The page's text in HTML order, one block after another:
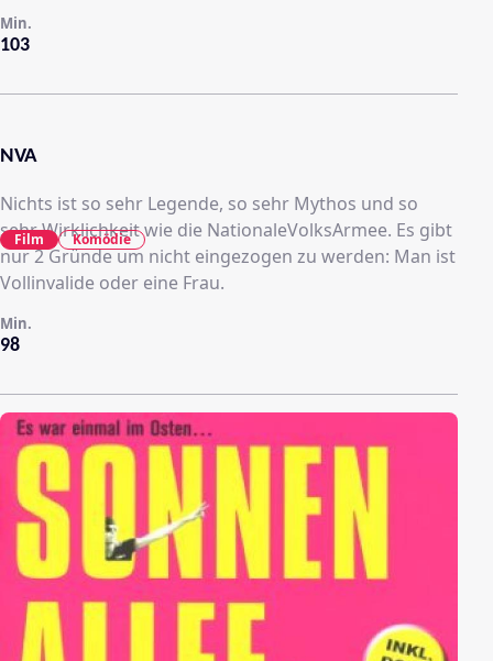
103
Min.
NVA
Nichts ist so sehr Legende, so sehr Mythos und so
sehr Wirklichkeit wie die NationaleVolksArmee. Es gibt
nur 2 Gründe um nicht eingezogen zu werden: Man ist
Vollinvalide oder eine Frau.
98
Min.
Film Komödie